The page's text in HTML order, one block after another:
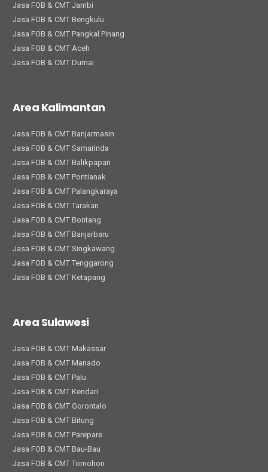
Jasa FOB & CMT Jambi
Jasa FOB & CMT Bengkulu
Jasa FOB & CMT Pangkal Pinang
Jasa FOB & CMT Aceh
Jasa FOB & CMT Dumai
Area Kalimantan
Jasa FOB & CMT Banjarmasin
Jasa FOB & CMT Samarinda
Jasa FOB & CMT Balikpapan
Jasa FOB & CMT Pontianak
Jasa FOB & CMT Palangkaraya
Jasa FOB & CMT Tarakan
Jasa FOB & CMT Bontang
Jasa FOB & CMT Banjarbaru
Jasa FOB & CMT Singkawang
Jasa FOB & CMT Tenggarong
Jasa FOB & CMT Ketapang
Area Sulawesi
Jasa FOB & CMT Makassar
Jasa FOB & CMT Manado
Jasa FOB & CMT Palu
Jasa FOB & CMT Kendari
Jasa FOB & CMT Gorontalo
Jasa FOB & CMT Bitung
Jasa FOB & CMT Parepare
Jasa FOB & CMT Bau-Bau
Jasa FOB & CMT Tomohon